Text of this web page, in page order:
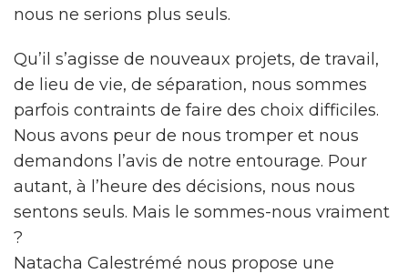
nous ne serions plus seuls.
Qu’il s’agisse de nouveaux projets, de travail,
de lieu de vie, de séparation, nous sommes
parfois contraints de faire des choix difficiles.
Nous avons peur de nous tromper et nous
demandons l’avis de notre entourage. Pour
autant, à l’heure des décisions, nous nous
sentons seuls. Mais le sommes-nous vraiment
?
Natacha Calestrémé nous propose une